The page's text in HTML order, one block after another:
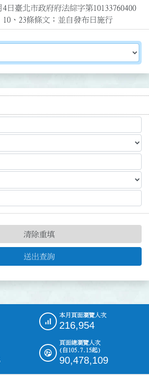
4日臺北市政府府法綜字第10133760400
、23條條文；並自發布日施行
容
送出查詢
清除重填
本月頁面瀏覽人次
216,954
頁面總瀏覽人次
(自105.7.15起)
90,478,109